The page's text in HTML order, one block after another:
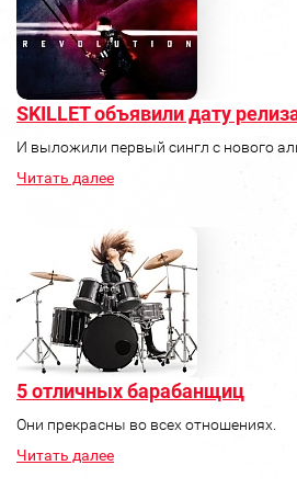
SKILLET объявили дату
И выложили первый сингл с нового
Читать далее
5 отличных барабанщиц
Они прекрасны во всех отношениях.
Читать далее